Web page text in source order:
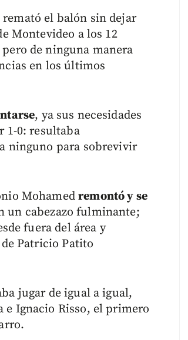
el balón sin dejar
Montevideo a los 12
de ninguna manera
en los últimos
, ya sus necesidades
1-0: resultaba
ninguno para sobrevivir
Mohamedremontó y se
un cabezazo fulminante;
fuera del área y
Patricio Patito
jugar de igual a igual,
e Ignacio Risso, el primero